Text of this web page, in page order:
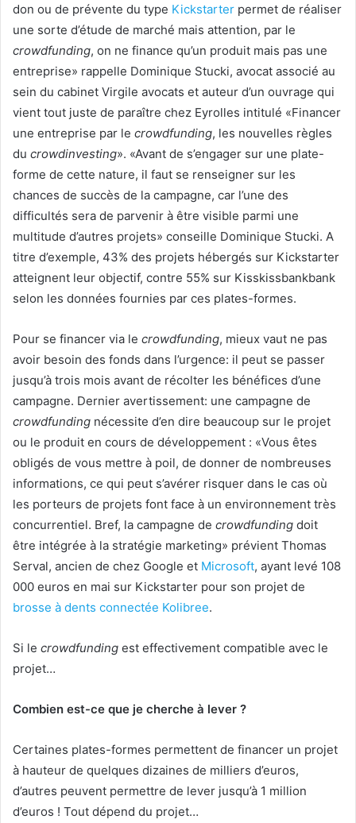
don ou de prévente du type Kickstarter permet de réaliser
une sorte d’étude de marché mais attention, par le
crowdfunding, on ne finance qu’un produit mais pas une
entreprise» rappelle Dominique Stucki, avocat associé au
sein du cabinet Virgile avocats et auteur d’un ouvrage qui
vient tout juste de paraître chez Eyrolles intitulé «Financer
une entreprise par le crowdfunding, les nouvelles règles
du crowdinvesting». «Avant de s’engager sur une plate-
forme de cette nature, il faut se renseigner sur les
chances de succès de la campagne, car l’une des
difficultés sera de parvenir à être visible parmi une
multitude d’autres projets» conseille Dominique Stucki. A
titre d’exemple, 43% des projets hébergés sur Kickstarter
atteignent leur objectif, contre 55% sur Kisskissbankbank
selon les données fournies par ces plates-formes.
Pour se financer via le crowdfunding, mieux vaut ne pas
avoir besoin des fonds dans l’urgence: il peut se passer
jusqu’à trois mois avant de récolter les bénéfices d’une
campagne. Dernier avertissement: une campagne de
crowdfunding nécessite d’en dire beaucoup sur le projet
ou le produit en cours de développement : «Vous êtes
obligés de vous mettre à poil, de donner de nombreuses
informations, ce qui peut s’avérer risquer dans le cas où
les porteurs de projets font face à un environnement très
concurrentiel. Bref, la campagne de crowdfunding doit
être intégrée à la stratégie marketing» prévient Thomas
Serval, ancien de chez Google et Microsoft, ayant levé 108
000 euros en mai sur Kickstarter pour son projet de
brosse à dents connectée Kolibree.
Si le crowdfunding est effectivement compatible avec le
projet…
Combien est-ce que je cherche à lever ?
Certaines plates-formes permettent de financer un projet
à hauteur de quelques dizaines de milliers d’euros,
d’autres peuvent permettre de lever jusqu’à 1 million
d’euros ! Tout dépend du projet…